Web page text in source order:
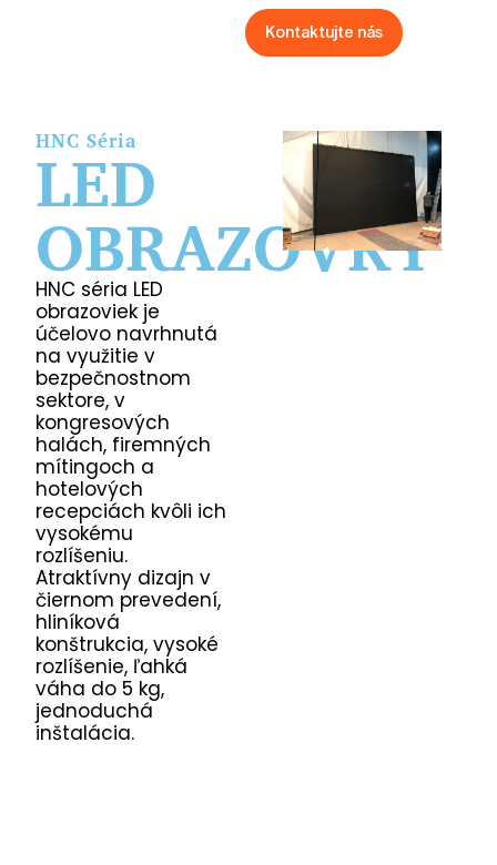
Kontaktujte nás
HNC Séria
LED
OBRAZOVKY
HNC séria LED
obrazoviek je
účelovo navrhnutá
na využitie v
bezpečnostnom
sektore, v
kongresových
halách, firemných
mítingoch a
hotelových
recepciách kvôli ich
vysokému
rozlíšeniu.
Atraktívny dizajn v
čiernom prevedení,
hliníková
konštrukcia, vysoké
rozlíšenie, ľahká
váha do 5 kg,
jednoduchá
inštalácia.